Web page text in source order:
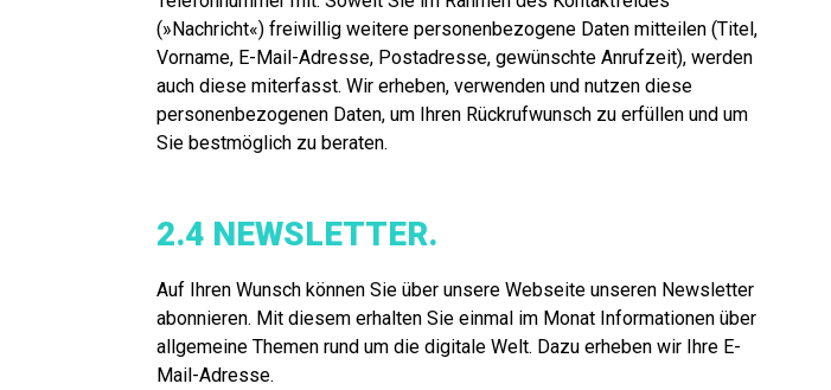
(»Nachricht«) freiwillig weitere personenbezogene Daten mitteilen (Titel,
Vorname, E-Mail-Adresse, Postadresse, gewünschte Anrufzeit), werden
auch diese miterfasst. Wir erheben, verwenden und nutzen diese
personenbezogenen Daten, um Ihren Rückrufwunsch zu erfüllen und um
Sie bestmöglich zu beraten.
2.4 NEWSLETTER.
Auf Ihren Wunsch können Sie über unsere Webseite unseren Newsletter
abonnieren. Mit diesem erhalten Sie einmal im Monat Informationen über
allgemeine Themen rund um die digitale Welt. Dazu erheben wir Ihre E-
Mail-Adresse.